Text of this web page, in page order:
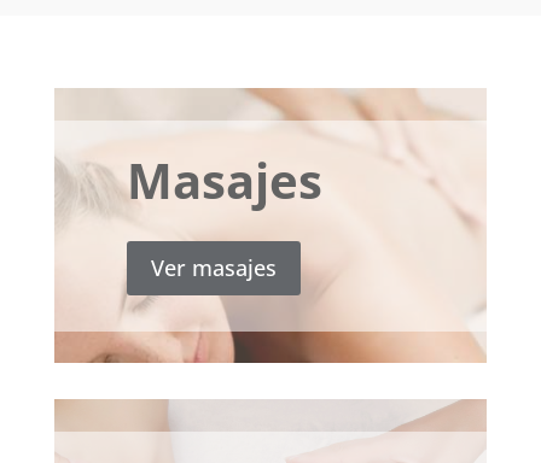
Masajes
Ver masajes